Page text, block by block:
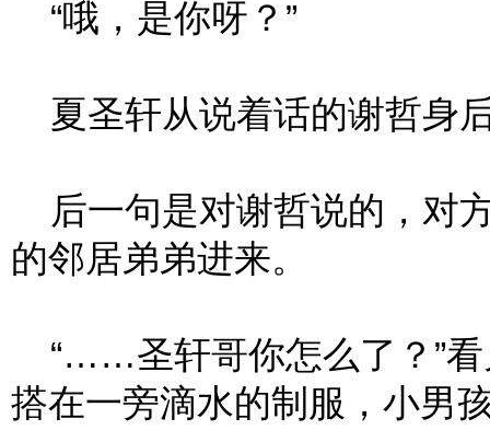
“哦，是你呀？”
夏圣轩从说着话的谢哲身
后一句是对谢哲说的，对
的邻居弟弟进来。
“……圣轩哥你怎么了？”看
搭在一旁滴水的制服，小男